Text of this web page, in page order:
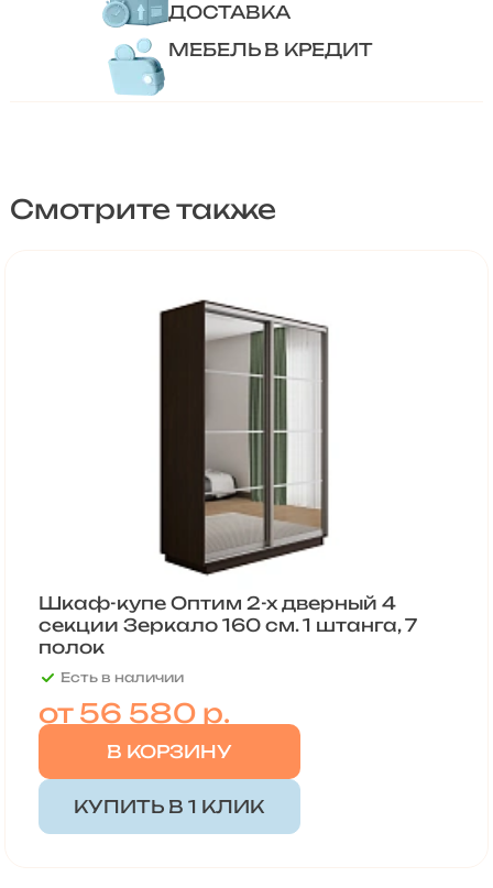
ДОСТАВКА
МЕБЕЛЬ В КРЕДИТ
Смотрите также
Шкаф-купе Оптим 2-х дверный 4
секции Зеркало 160 см. 1 штанга, 7
полок
Есть в наличии
от 56 580 р.
В КОРЗИНУ
КУПИТЬ В 1 КЛИК